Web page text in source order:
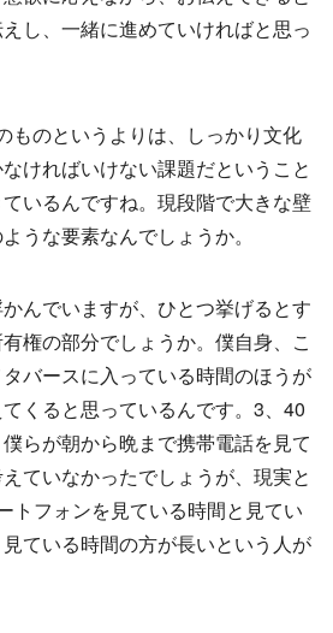
し、一緒に進めていければと思っ
ものというよりは、しっかり文化
ければいけない課題だということ
いるんですね。現段階で大きな壁
うな要素なんでしょうか。
んでいますが、ひとつ挙げるとす
権の部分でしょうか。僕自身、こ
バースに入っている時間のほうが
くると思っているんです。3、40
らが朝から晩まで携帯電話を見て
ていなかったでしょうが、現実と
トフォンを見ている時間と見てい
ている時間の方が長いという人が